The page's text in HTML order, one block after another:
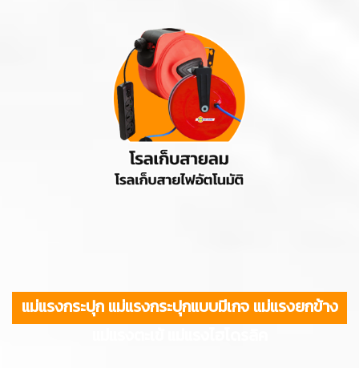
แม่แรงกระปุก แม่แรงกระปุกแบบมีเกจ แม่แรงยกข้าง